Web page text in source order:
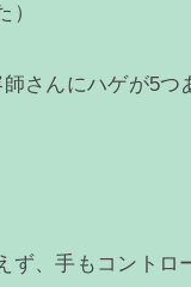
さんにハゲが5
ず、手もコントロ